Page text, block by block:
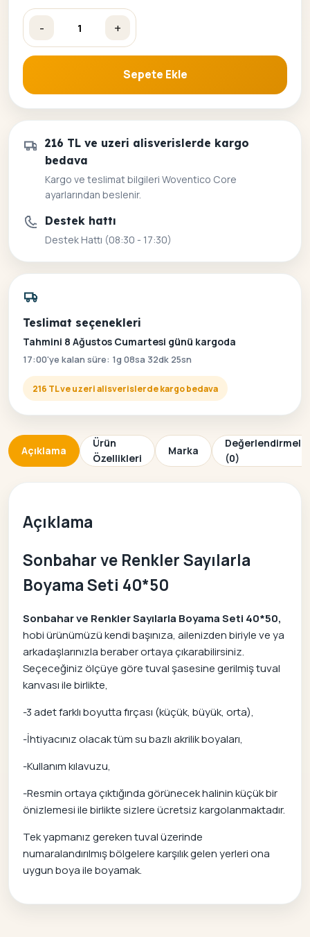
-
Sonbahar ve Renkler Sayılarla Boyama Seti 40*50 adet
+
Sepete Ekle
216 TL ve uzeri alisverislerde kargo
bedava
Kargo ve teslimat bilgileri Woventico Core
ayarlarından beslenir.
Destek hattı
Destek Hattı (08:30 - 17:30)
Teslimat seçenekleri
Tahmini 8 Ağustos Cumartesi günü kargoda
17:00'ye kalan süre: 1g 08sa 32dk 25sn
216 TL ve uzeri alisverislerde kargo bedava
Açıklama
Ürün
Özellikleri
Marka
(0)
Açıklama
Sonbahar ve Renkler Sayılarla
Boyama Seti 40*50
Sonbahar ve Renkler Sayılarla Boyama Seti 40*50,
hobi ürünümüzü kendi başınıza, ailenizden biriyle ve ya
arkadaşlarınızla beraber ortaya çıkarabilirsiniz.
Seçeceğiniz ölçüye göre tuval şasesine gerilmiş tuval
kanvası ile birlikte,
-3 adet farklı boyutta fırçası (küçük, büyük, orta),
-İhtiyacınız olacak tüm su bazlı akrilik boyaları,
-Kullanım kılavuzu,
-Resmin ortaya çıktığında görünecek halinin küçük bir
önizlemesi ile birlikte sizlere ücretsiz kargolanmaktadır.
Tek yapmanız gereken tuval üzerinde
numaralandırılmış bölgelere karşılık gelen yerleri ona
uygun boya ile boyamak.